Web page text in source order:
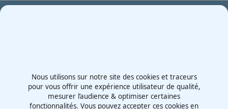
Contactez-nous
Route d'Irigny, Z.I. Nord
Nous utilisons sur notre site des cookies et traceurs
pour vous offrir une expérience utilisateur de qualité,
mesurer l’audience & optimiser certaines
fonctionnalités. Vous pouvez accepter ces cookies en